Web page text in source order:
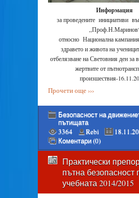
Информация
за проведените инициативи
относно Национална
здравето и живота на
отбелязване на Световния ден за
жертвите от
произшествия-
Прочети още ›››
Безопасност на
пътищата
3364
Rebi
Коментари (0)
Практически
пътна безопасност
учебната 2014/2015